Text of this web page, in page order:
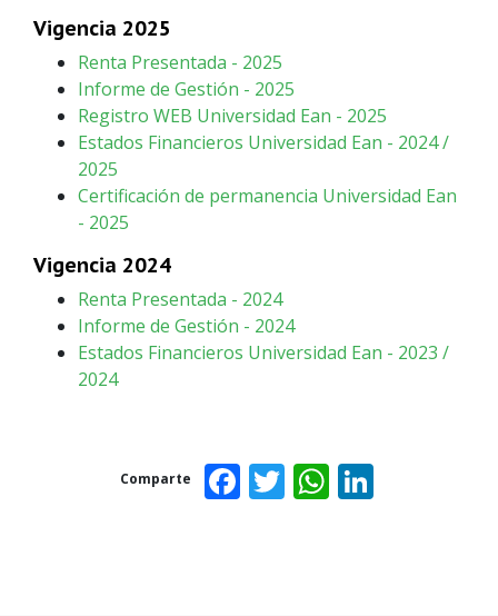
Vigencia 2025
Renta Presentada - 2025
Informe de Gestión - 2025
Registro WEB Universidad Ean - 2025
Estados Financieros Universidad Ean - 2024 /
2025
Certificación de permanencia Universidad Ean
- 2025
Vigencia 2024
Renta Presentada - 2024
Informe de Gestión - 2024
Estados Financieros Universidad Ean - 2023 /
2024
Comparte Facebook
Twitter